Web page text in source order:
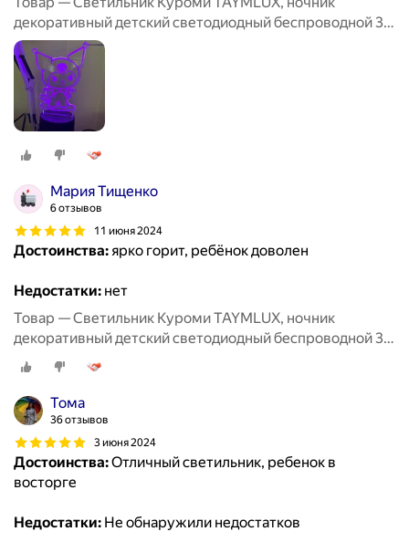
декоративный детский светодиодный беспроводной 3д,
3d неоновый настольный на батарейках аниме 7 цветов
Мария Тищенко
6 отзывов
11 июня 2024
Достоинства:ярко горит, ребёнок доволен
Недостатки: нет
Товар — Светильник Куроми TAYMLUX, ночник
декоративный детский светодиодный беспроводной 3д,
3d неоновый настольный на батарейках аниме 7 цветов
Тома
36 отзывов
3 июня 2024
Достоинства:Отличный светильник, ребенок в
восторге
Недостатки: Не обнаружили недостатков